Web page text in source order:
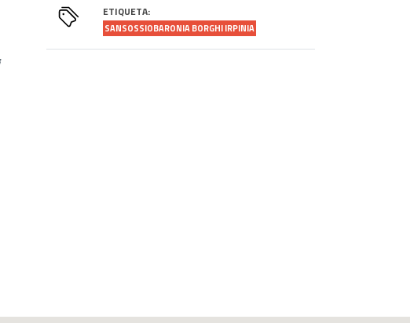
ETIQUETA:
SANSOSSIOBARONIA BORGHI IRPINIA